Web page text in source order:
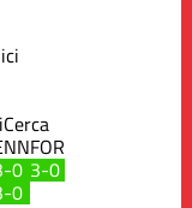
Cerca
FOR
0 3-0
0